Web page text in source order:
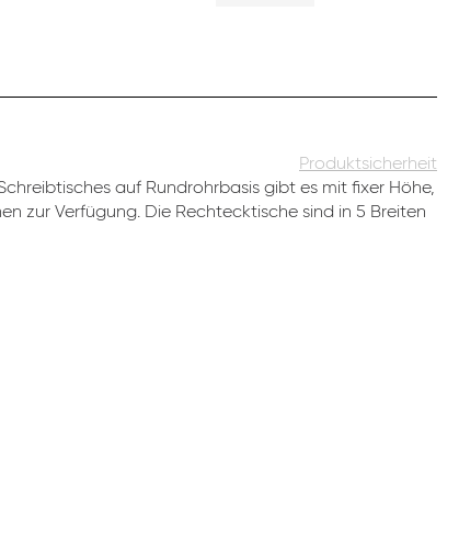
Produktsicherheit
auf Rundrohrbasis gibt es mit fixer Höhe,
zur Verfügung. Die Rechtecktische sind in 5 Breiten